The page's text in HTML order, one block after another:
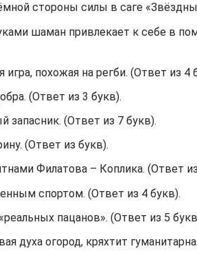
стороны силы в саге
шаман привлекает к себе в
игра, похожая на регби. (Ответ из 4
(Ответ из 3 букв).
запасник. (Ответ из 7 букв).
(Ответ из букв).
Филатова – Коплика. (Ответ
спортом. (Ответ из 4 букв).
пацанов». (Ответ из 5
духа огород, кряхтит